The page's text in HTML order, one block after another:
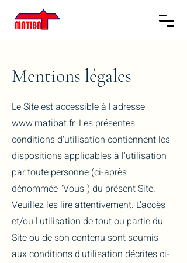
Mentions légales
Le Site est accessible à l'adresse
www.matibat.fr. Les présentes
conditions d'utilisation contiennent les
dispositions applicables à l'utilisation
par toute personne (ci-après
dénommée "Vous") du présent Site.
Veuillez les lire attentivement. L'accès
et/ou l'utilisation de tout ou partie du
Site ou de son contenu sont soumis
aux conditions d'utilisation décrites ci-